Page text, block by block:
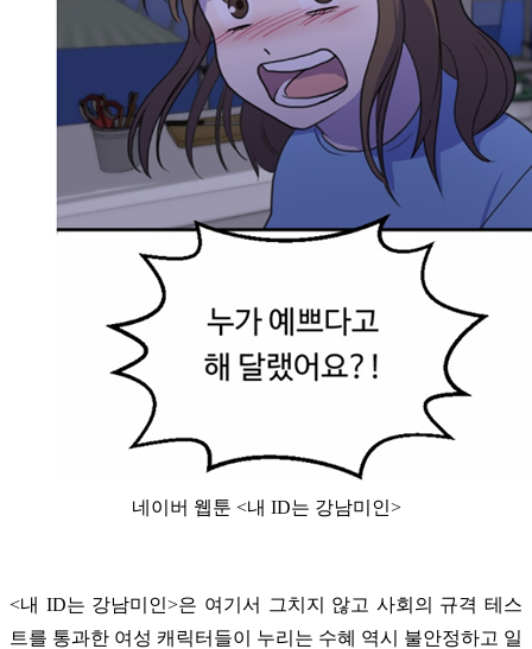
네이버 웹툰 <내 ID는 강남미인>
<내 ID는 강남미인>은 여기서 그치지 않고 사회의 규격 테스
트를 통과한 여성 캐릭터들이 누리는 수혜 역시 불안정하고 일